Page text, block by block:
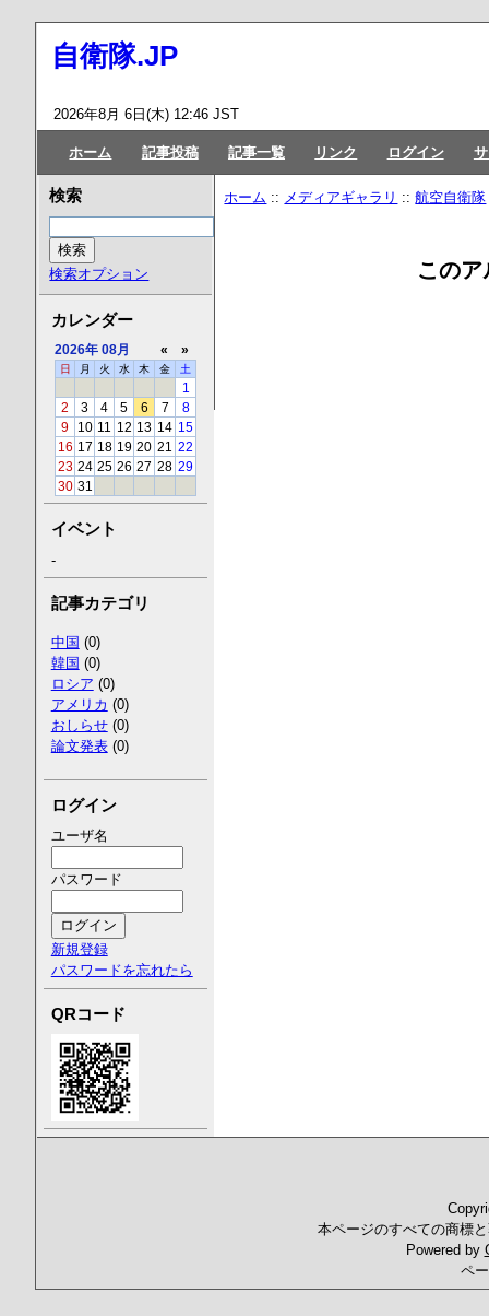
自衛隊.JP
2026年8月 6日(木) 12:46 JST
ホーム 記事投稿 記事一覧 リンク ログイン
ホーム :: メディアギャラリ ::航空自衛隊
この
検索
検索オプション
カレンダー
2026年 08月 « »
日 月 火 水 木 金 土
1
2
3 4 5 6 7
8
9
10 11 12 13 14 15
16 17 18 19 20 21
22
23 24 25 26 27 28 29
30 31
イベント
-
記事カテゴリ
中国 (0)
韓国 (0)
ロシア (0)
アメリカ (0)
おしらせ(0)
論文発表(0)
ログイン
ユーザ名
パスワード
新規登録
パスワードを忘れたら
QRコード
本ページのすべての商標
Powered by
ペ